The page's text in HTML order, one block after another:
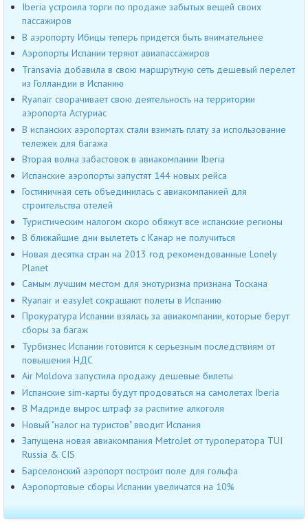
Iberia устроила торги по продаже забытых вещей своих
пассажиров
В аэропорту Ибицы теперь придется быть внимательнее
Аэропорты Испании теряют авиапассажиров
Transavia добавила в свою маршрутную сеть дешевый перелет
из Голландии в Испанию
Ryanair сворачивает свою деятельность на территории
аэропорта Астуриас
В испанских аэропортах стали взимать плату за использование
тележек для багажа
Вторая волна забастовок в авиакомпании Iberia
Испанские аэропорты запустят 144 новых рейса
Гостиничная сеть объединилась с авиакомпанией для
строительства отелей
Туристическим налогом скоро обяжут все испанские регионы
В ближайшие дни вылететь с Канар не получиться
Новая десятка стран на 2013 год рекомендованные Lonely
Planet
Самым лучшим местом для энотуризма признана Тоскана
Ryanair и easyJet сокращают полеты в Испанию
Прокуратура Испании взялась за авиакомпании, которые берут
сборы за багаж
Турбизнес Испании готовится к серьезным последствиям от
повышения НДС
Air Moldova запустила продажу дешевые билеты
Испанские sim-карты будут продоваться на самолетах Iberia
В Мадриде вырос штраф за распитие алкоголя
Новый "налог на туристов" вводит Испания
Запущена новая авиакомпания MetroJet от туроператора TUI
Russia & CIS
Барселонский аэропорт построит поле для гольфа
Аэропортовые сборы Испании увеличатся на 10%